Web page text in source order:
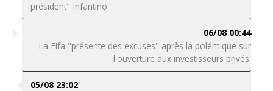
président" Infantino.
06/08 00:44
La Fifa "présente des excuses" après la polémique sur
l'ouverture aux investisseurs privés.
05/08 23:02